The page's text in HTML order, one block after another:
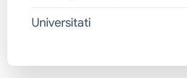
Universitati